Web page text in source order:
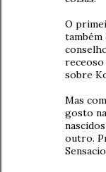
O
também
receoso
sobre
Mas
gosto
outro.